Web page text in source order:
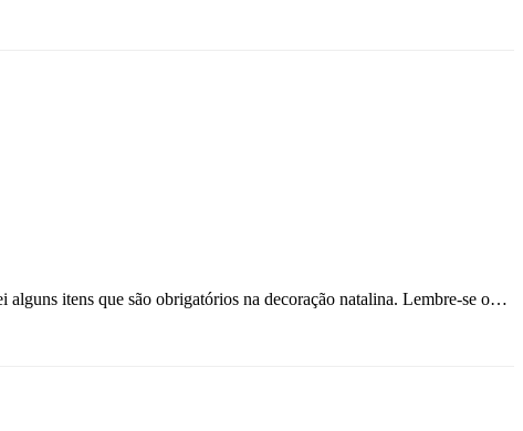
alguns itens que são obrigatórios na decoração natalina. Lembre-se o…